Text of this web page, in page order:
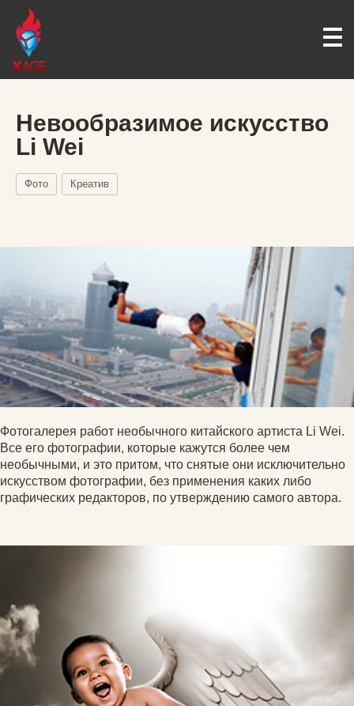
Невообразимое искусство
Li Wei
Фото Креатив
Фотогалерея работ необычного китайского артиста Li Wei.
Все его фотографии, которые кажутся более чем
необычными, и это притом, что снятые они исключительно
искусством фотографии, без применения каких либо
графических редакторов, по утверждению самого автора.